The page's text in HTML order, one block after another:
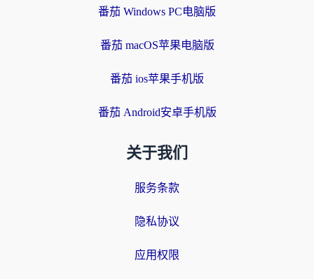
番茄 Windows PC电脑版
番茄 macOS苹果电脑版
番茄 ios苹果手机版
番茄 Android安卓手机版
关于我们
服务条款
隐私协议
应用权限